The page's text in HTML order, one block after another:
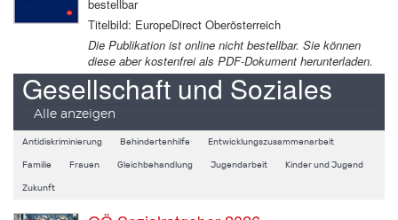
bestellbar
Titelbild: EuropeDirect Oberösterreich
Die Publikation ist online nicht bestellbar. Sie können
diese aber kostenfrei als PDF-Dokument herunterladen.
Gesellschaft und Soziales
Alle anzeigen
Antidiskriminierung Behindertenhilfe Entwicklungszusammenarbeit
Familie Frauen Gleichbehandlung Jugendarbeit Kinder und Jugend
Zukunft